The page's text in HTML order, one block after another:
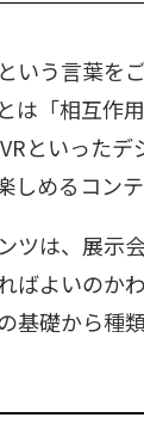
いう言葉を
「相互作
といった
しめるコン
ツは、展示
ばよいのか
基礎から種